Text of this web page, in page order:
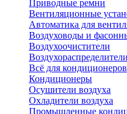
Приводные ремни
Вентиляционные
Автоматика для
Воздуховоды и
Воздухоочистители
Воздухораспределители
Всё для
Кондиционеры
Осушители воздуха
Охладители воздуха
Промышленные